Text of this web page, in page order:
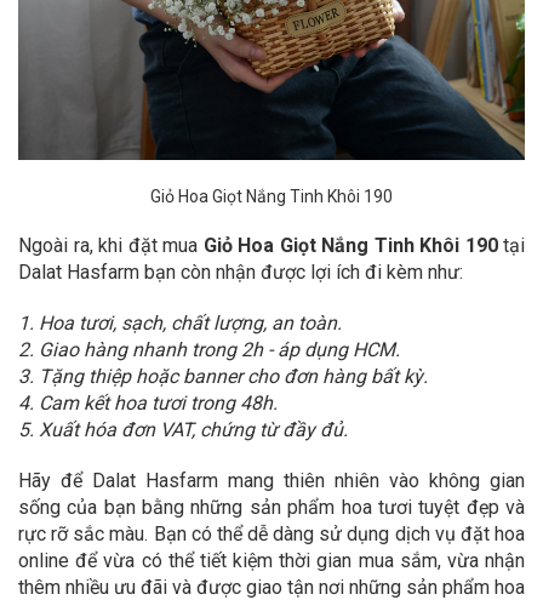
Giỏ Hoa Giọt Nắng Tinh Khôi 190
Ngoài ra, khi đặt mua Giỏ Hoa Giọt Nắng Tinh Khôi 190 tại
Dalat Hasfarm bạn còn nhận được lợi ích đi kèm như:
1. Hoa tươi, sạch, chất lượng, an toàn.
2. Giao hàng nhanh trong 2h - áp dụng HCM.
3. Tặng thiệp hoặc banner cho đơn hàng bất kỳ.
4. Cam kết hoa tươi trong 48h.
5. Xuất hóa đơn VAT, chứng từ đầy đủ.
Hãy để Dalat Hasfarm mang thiên nhiên vào không gian
sống của bạn bằng những sản phẩm hoa tươi tuyệt đẹp và
rực rỡ sắc màu. Bạn có thể dễ dàng sử dụng dịch vụ đặt hoa
online để vừa có thể tiết kiệm thời gian mua sắm, vừa nhận
thêm nhiều ưu đãi và được giao tận nơi những sản phẩm hoa